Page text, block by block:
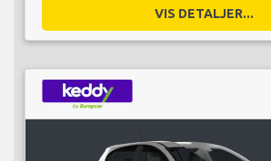
VIS DETALJER...